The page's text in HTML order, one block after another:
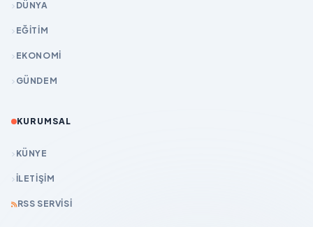
DÜNYA
EĞİTİM
EKONOMİ
GÜNDEM
KURUMSAL
KÜNYE
İLETIŞIM
RSS SERVISI